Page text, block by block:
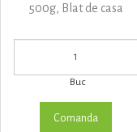
500g, Blat de casa
Buc